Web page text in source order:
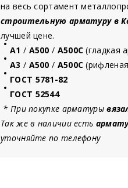
на весь сортамент
строительную арматуру в
лучшей цене.
А1 / А500 / А500С (гладкая
А3 / А500 / А500С
ГОСТ 5781-82
ГОСТ 52544
* При покупке арматуры
Так же в наличии есть
уточняйте по телефону